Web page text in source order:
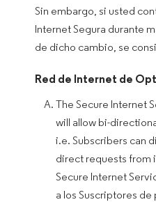
Sin embargo, si usted
Internet Segura durante
de dicho cambio, se
Red de Internet de
The Secure Internet
will allow bi-
i.e. Subscribers can
direct requests from
Secure Internet
a los Suscriptores